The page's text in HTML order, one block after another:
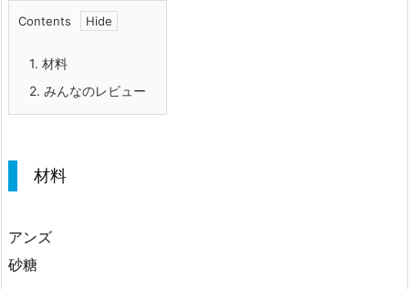
Contents
1. 材料
2. みんなのレビュー
材料
アンズ
砂糖